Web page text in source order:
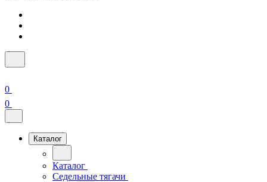
0
0
Каталог
Каталог
Седельные тягачи